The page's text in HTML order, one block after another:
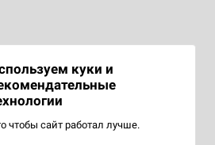
куки и
чтобы сайт работал лучше.